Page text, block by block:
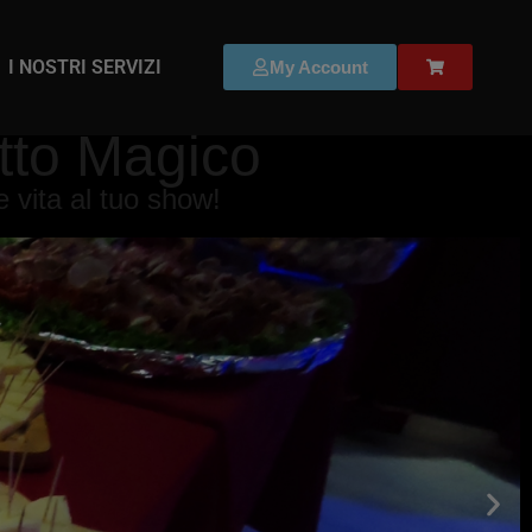
I NOSTRI SERVIZI My Account
Magico
vita al tuo show!